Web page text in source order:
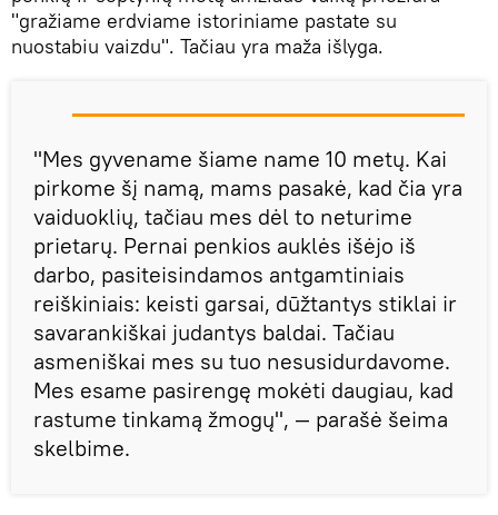
"gražiame erdviame istoriniame pastate su
nuostabiu vaizdu". Tačiau yra maža išlyga.
"Mes gyvename šiame name 10 metų. Kai
pirkome šį namą, mams pasakė, kad čia yra
vaiduoklių, tačiau mes dėl to neturime
prietarų. Pernai penkios auklės išėjo iš
darbo, pasiteisindamos antgamtiniais
reiškiniais: keisti garsai, dūžtantys stiklai ir
savarankiškai judantys baldai. Tačiau
asmeniškai mes su tuo nesusidurdavome.
Mes esame pasirengę mokėti daugiau, kad
rastume tinkamą žmogų", — parašė šeima
skelbime.